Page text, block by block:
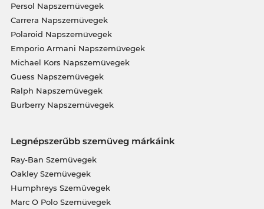
Persol Napszemüvegek
Carrera Napszemüvegek
Polaroid Napszemüvegek
Emporio Armani Napszemüvegek
Michael Kors Napszemüvegek
Guess Napszemüvegek
Ralph Napszemüvegek
Burberry Napszemüvegek
Legnépszerűbb szemüveg márkáink
Ray-Ban Szemüvegek
Oakley Szemüvegek
Humphreys Szemüvegek
Marc O Polo Szemüvegek